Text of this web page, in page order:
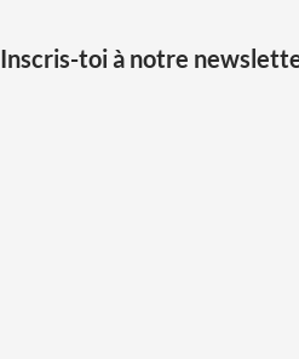
Inscris-toi à notre